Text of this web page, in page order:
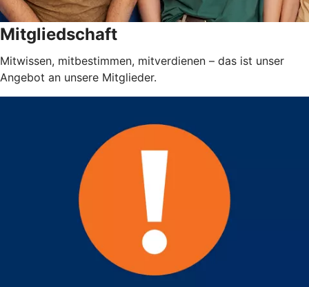
Mitgliedschaft
Mitwissen, mitbestimmen, mitverdienen – das ist unser
Angebot an unsere Mitglieder.